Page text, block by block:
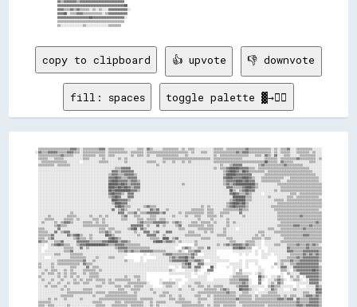
▓▓▒▒▓▓▓▓▓▓▓▓▒▒▓▓▓▓▓▓▓▓▓▓▓▓▓▓▓▓▓▓▓▓▓▓▓▓▓▓▓▓
▓▓▓▓▓▓▓▓▓▓▓▓▓▓▓▓▓▓▓▓▓▓▓▓▓▓▓▓▓▓▓▓▓▓▓▓▓▓▓▓▓▓██
▓▓▓▓▒▒▒▒▓▓▒▒▓▓▒▒▒▒▒▒░░▒▒░░▒▒░░░░▓▓▓▓▓▓▓▓▓▓▓▓░░
▓▓▓▓██░░▒▒▒▒▓▓▓▓▒▒▒▒▒▒▒▒▒▒▒▒░░▒▒▓▓▓▓▓▓▓▓▓▓▓▓
▓▓▓▓▓▓▓▓▓▓▓▓▓▓▓▓▓▓▓▓██▓▓▓▓▓▓▓▓▓▓▓▓▓▓▓▓▓▓▓▓░░
▒▒▒▒▒▒▒▒▒▒▒▒▒▒▒▒▒▒▒▒▒▒▒▒▒▒▒▒▒▒▒▒▒▒▒▒▒▒▒▒▒▒
copy to clipboard 👍 upvote 👎 downvote
fill: spaces toggle palette ▓→✊🏽